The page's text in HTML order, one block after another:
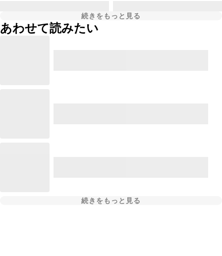
続きをもっと見る
あわせて読みたい
続きをもっと見る